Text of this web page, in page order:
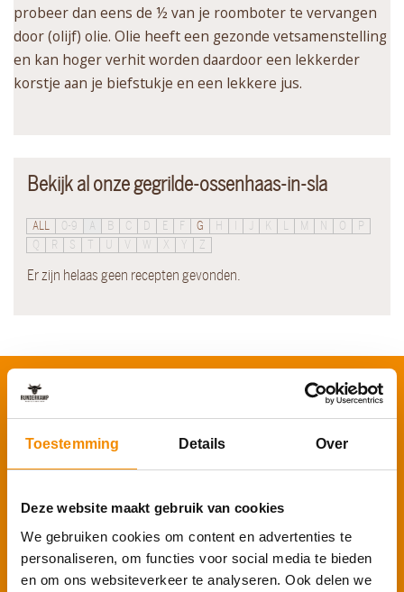
Toestemming Details Over
Deze website maakt gebruik van cookies
We gebruiken cookies om content en advertenties te
personaliseren, om functies voor social media te bieden
en om ons websiteverkeer te analyseren. Ook delen we
probeer dan eens de ½ van je roomboter te vervangen
door (olijf) olie. Olie heeft een gezonde vetsamenstelling
en kan hoger verhit worden daardoor een lekkerder
korstje aan je biefstukje en een lekkere jus.
Bekijk al onze gegrilde-ossenhaas-in-sla
ALL 0-9 A B C D E F G H K M N O
P
Q
R S T U V X Y Z
Er zijn helaas geen recepten gevonden.
Schrijf je in voor onze nieuwsbrief
Voornaam*
Inschrijven